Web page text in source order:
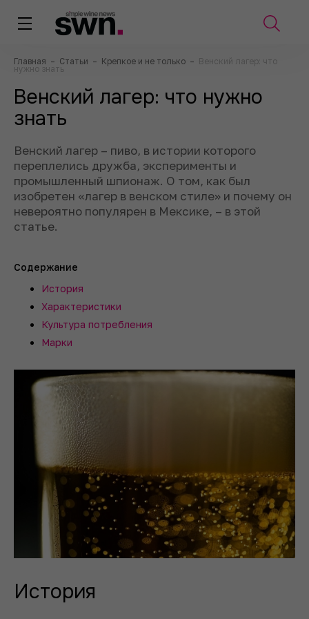
Главная – Статьи – Крепкое и не только – Венский лагер: что
нужно знать
Венский лагер: что нужно
знать
Венский лагер – пиво, в истории которого
переплелись дружба, эксперименты и
промышленный шпионаж. О том, как был
изобретен «лагер в венском стиле» и почему он
невероятно популярен в Мексике, – в этой
статье.
Содержание
История
Характеристики
Культура потребления
Марки
История